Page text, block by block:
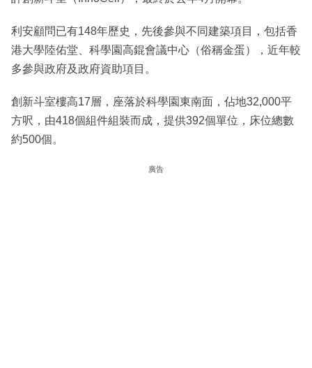
利安顧問已有148年歷史，先後參與不同建築項目，包括香
港大學陸佑堂、科學園高錕會議中心（俗稱金蛋），近年較
多參與政府及政府資助項目。
創新斗室樓高17層，座落於科學園東南面，佔地32,000平
方呎，由418個組件組裝而成，提供392個單位，床位總數
約500個。
廣告